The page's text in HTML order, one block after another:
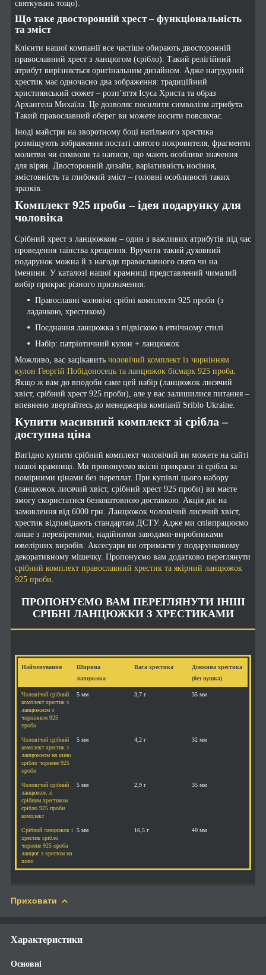
святкувань тощо).
Що таке двосторонній хрест – функціональність
та зміст
Клієнти нашої компанії все частіше обирають двосторонній
православний хрест з ланцюгом (срібло). Такий релігійний
атрибут вирізняється оригінальним дизайном. Адже нагрудний
хрестик має одночасно два зображення: традиційний
християнський сюжет – розп’яття Ісуса Христа та образ
Архангела Михаїла. Це дозволяє посилити символізм атрибута.
Такий православний оберег ви можете носити повсякчас.
Іноді майстри на зворотному боці натільного хрестика
розміщують зображення постаті святого покровителя, фрагменти
молитви чи символи та написи, що мають особливе значення
для вірян. Двосторонній дизайн, варіативність носіння,
змістовність та глибокий зміст – головні особливості таких
зразків.
Комплект 925 проби – ідея подарунку для
чоловіка
Срібний хрест з ланцюжком – один з важливих атрибутів під час
проведення таїнства хрещення. Вручити такий духовний
подарунок можна й з нагоди православного свята чи на
іменини. У каталозі нашої крамниці представлений чималий
вибір прикрас різного призначення:
Православні чоловічі срібні комплекти 925 проби (з
ладанкою, хрестиком)
Поєднання ланцюжка з підвіскою в етнічному стилі
Набір: патріотичний кулон + ланцюжок
Можливо, вас зацікавить чоловічий комплект із чорнінням
кулон Георгій Побідоносець та ланцюжок бісмарк 925 проба
Якщо ж вам до вподоби саме цей набір (ланцюжок лисячий
хвіст, срібний хрест 925 проби), але у вас залишилися питання –
впевнено звертайтесь до менеджерів компанії Sriblo Ukraine.
Купити масивний комплект зі срібла –
доступна ціна
Вигідно купити срібний комплект чоловічий ви можете на сайті
нашої крамниці. Ми пропонуємо якісні прикраси зі срібла за
помірними цінами без переплат. При купівлі цього набору
(ланцюжок лисячий хвіст, срібний хрест 925 проби) ви маєте
змогу скористатися безкоштовною доставкою. Акція діє на
замовлення від 6000 грн. Ланцюжок чоловічий лисячий хвіст,
хрестик відповідають стандартам ДСТУ. Адже ми співпрацюємо
лише з перевіреними, надійними заводами-виробниками
ювелірних виробів. Аксесуари ви отримаєте у подарунковому
декоративному мішечку. Пропонуємо вам додатково переглянути
срібний комплект православний хрестик та якірний ланцюжок
925 проби.
ПРОПОНУЄМО ВАМ ПЕРЕГЛЯНУТИ ІНШІ
СРІБНІ ЛАНЦЮЖКИ З ХРЕСТИКАМИ
Найменування
Ширина
ланцюжка
Вага хрестика
Довжина хрестика
(без вушка)
Чоловічий срібний
комплект хрестик з
ланцюжком з
чорнінням 925
проба
5 мм 3,7 г 35 мм
Чоловічий срібний
комплект хрестик з
ланцюжком на шию
срібло чорнене 925
проби
5 мм 4,2 г 32 мм
Чоловічий срібний
ланцюжок зі
срібним хрестиком
срібло 925 проби
комплект
5 мм 2,9 г 35 мм
Срібний ланцюжок і
хрестик срібло
чорнене 925 проба
ланцюг з хрестом на
шию
5 мм 16,5 г 40 мм
Приховати
Характеристики
Основні